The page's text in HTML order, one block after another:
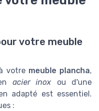
votre meuble
votre meuble plancha,
acier inox ou d'une
adapté est essentiel.
: